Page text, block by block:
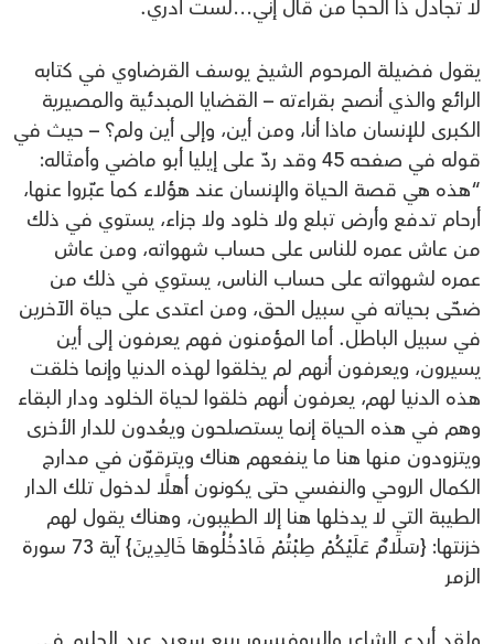
لا تجادل ذا الحجا من قال إني…لست أدري.
يقول فضيلة المرحوم الشيخ يوسف القرضاوي في كتابه
الرائع والذي أنصح بقراءته – القضايا المبدئية والمصيرية
الكبرى للإنسان ماذا أنا، ومن أين، وإلى أين ولم؟ – حيث في
قوله في صفحه 45 وقد ردّ على إيليا أبو ماضي وأمثاله:
“هذه هي قصة الحياة والإنسان عند هؤلاء كما عبّروا عنها،
أرحام تدفع وأرض تبلع ولا خلود ولا جزاء، يستوي في ذلك
من عاش عمره للناس على حساب شهواته، ومن عاش
عمره لشهواته على حساب الناس، يستوي في ذلك من
ضحّى بحياته في سبيل الحق، ومن اعتدى على حياة الآخرين
في سبيل الباطل. أما المؤمنون فهم يعرفون إلى أين
يسيرون، ويعرفون أنهم لم يخلقوا لهذه الدنيا وإنما خلقت
هذه الدنيا لهم، يعرفون أنهم خلقوا لحياة الخلود ودار البقاء
وهم في هذه الحياة إنما يستصلحون ويعُدون للدار الأخرى
ويتزودون منها هنا ما ينفعهم هناك ويترقوّن في مدارج
الكمال الروحي والنفسي حتى يكونون أهلًا لدخول تلك الدار
الطيبة التي لا يدخلها هنا إلا الطيبون، وهناك يقول لهم
خزنتها: {سَلَامٌ عَلَيْكُمْ طِبْتُمْ فَادْخُلُوهَا خَالِدِينَ} آية 73 سورة
الزمر